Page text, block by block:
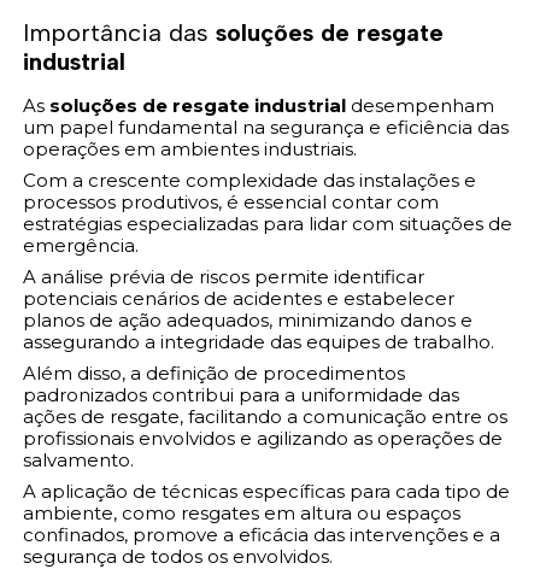
Importância dassoluções de resgate
industrial
As soluções de resgate industrial desempenham
um papel fundamental na segurança e eficiência das
operações em ambientes industriais.
Com a crescente complexidade das instalações e
processos produtivos, é essencial contar com
estratégias especializadas para lidar com situações de
emergência.
A análise prévia de riscos permite identificar
potenciais cenários de acidentes e estabelecer
planos de ação adequados, minimizando danos e
assegurando a integridade das equipes de trabalho.
Além disso, a definição de procedimentos
padronizados contribui para a uniformidade das
ações de resgate, facilitando a comunicação entre os
profissionais envolvidos e agilizando as operações de
salvamento.
A aplicação de técnicas específicas para cada tipo de
ambiente, como resgates em altura ou espaços
confinados, promove a eficácia das intervenções e a
segurança de todos os envolvidos.